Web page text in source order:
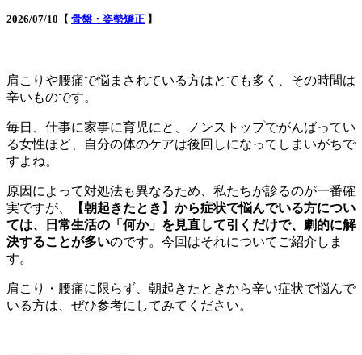
2026/07/10【 骨盤・姿勢矯正 】
肩こりや腰痛で悩まされている方はとても多く、その時間は
辛いものです。
毎日、仕事に家事に育児にと、ノンストップでがんばってい
る女性ほど、自分の体のケアは後回しになってしまいがちで
すよね。
原因によって対処法も異なるため、私たちが診るのが一番確
実ですが、
【朝起きたとき】から症状で悩んでいる方につい
ては、日常生活の「何か」を見直して引くだけで、劇的に解
決することが多いのです。今回はそれについてご紹介しま
す。
肩こり・腰痛に限らず、朝起きたときから辛い症状で悩んで
いる方は、ぜひ参考にしてみてください。